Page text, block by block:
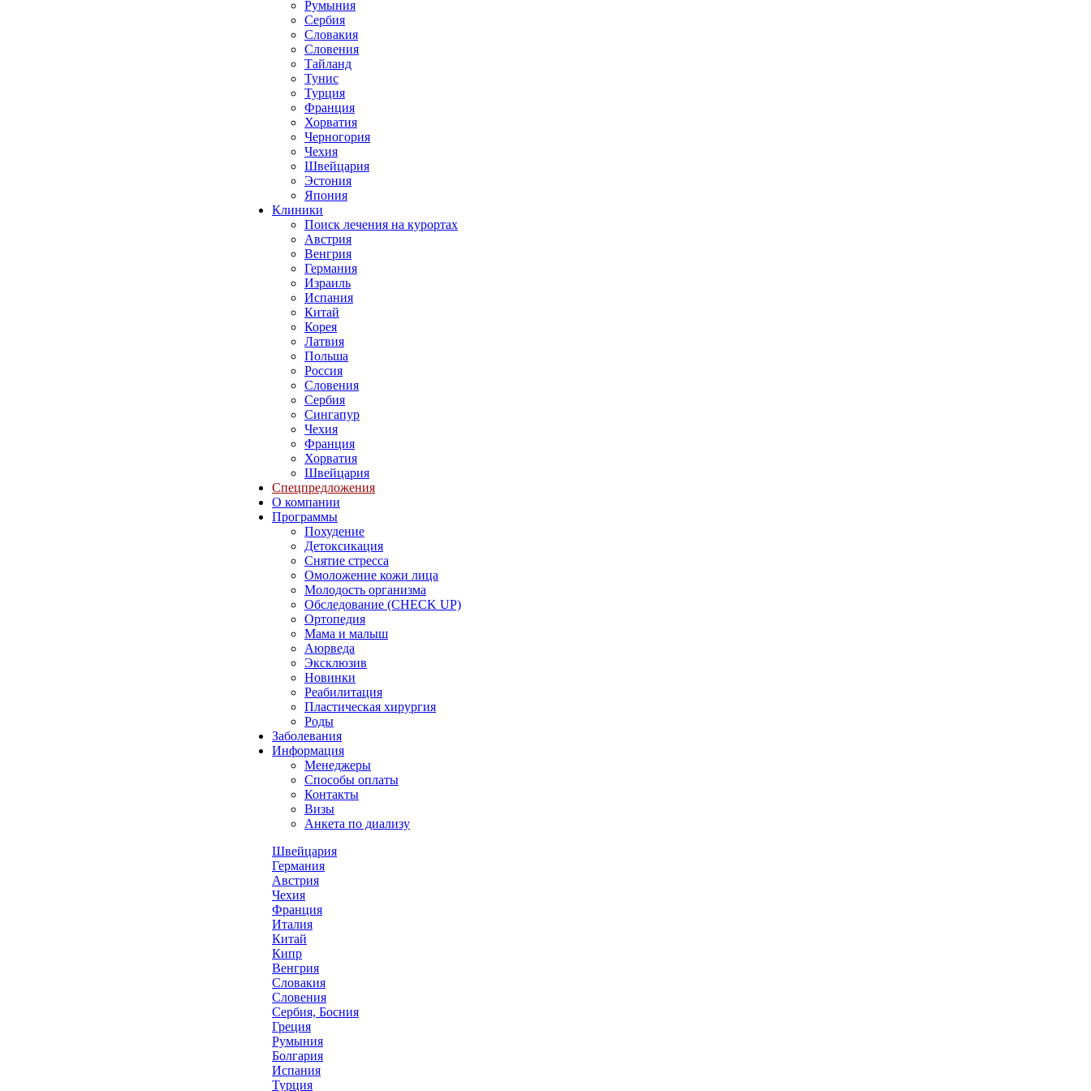
Румыния
Сербия
Словакия
Словения
Тайланд
Тунис
Турция
Франция
Хорватия
Черногория
Чехия
Швейцария
Эстония
Япония
Клиники
Поиск лечения на курортах
Австрия
Венгрия
Германия
Израиль
Испания
Китай
Корея
Латвия
Польша
Россия
Словения
Сербия
Сингапур
Чехия
Франция
Хорватия
Швейцария
Спецпредложения
О компании
Программы
Похудение
Детоксикация
Снятие стресса
Омоложение кожи лица
Молодость организма
Обследование (CHECK UP)
Ортопедия
Мама и малыш
Аюрведа
Эксклюзив
Новинки
Реабилитация
Пластическая хирургия
Роды
Заболевания
Информация
Менеджеры
Способы оплаты
Контакты
Визы
Анкета по диализу
Швейцария
Германия
Австрия
Чехия
Франция
Италия
Китай
Кипр
Венгрия
Словакия
Словения
Сербия, Босния
Греция
Румыния
Болгария
Испания
Турция